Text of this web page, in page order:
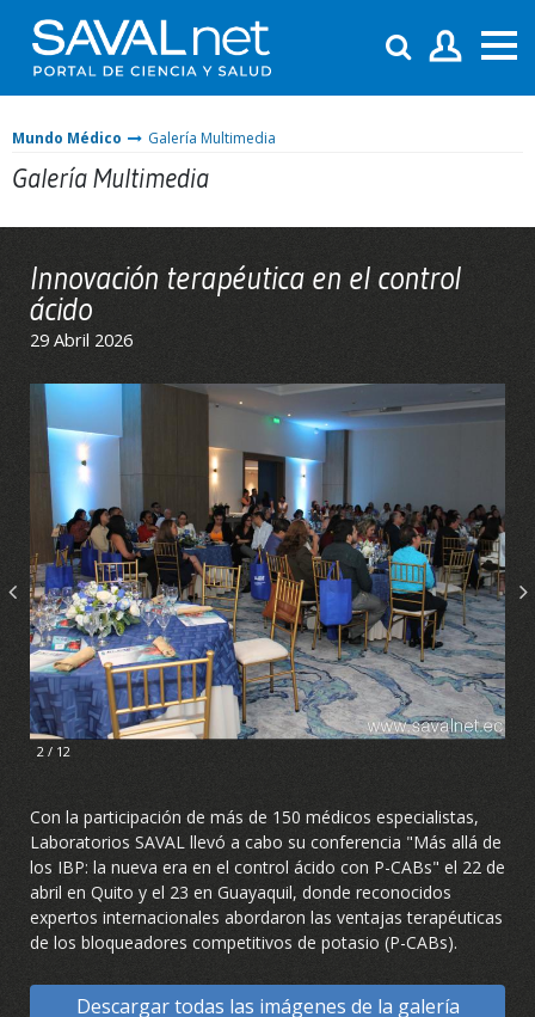
Mundo Médico Galería Multimedia
Galería Multimedia
Innovación terapéutica en el control
ácido
29 Abril 2026
2 / 12
Con la participación de más de 150 médicos especialistas,
Laboratorios SAVAL llevó a cabo su conferencia "Más allá de
los IBP: la nueva era en el control ácido con P-CABs" el 22 de
abril en Quito y el 23 en Guayaquil, donde reconocidos
expertos internacionales abordaron las ventajas terapéuticas
de los bloqueadores competitivos de potasio (P-CABs).
Descargar todas las imágenes de la galería